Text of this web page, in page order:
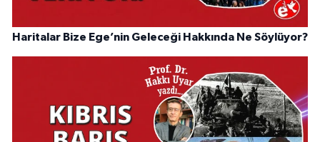
Haritalar Bize Ege’nin Geleceği Hakkında Ne Söylüyor?